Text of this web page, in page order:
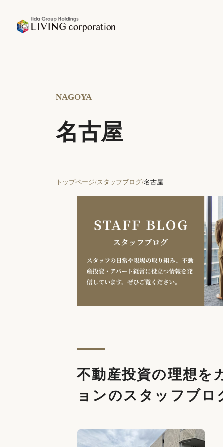
NAGOYA
名古屋
トップページ スタッフブログ 名古屋
不動産投資の理想を
ョンのスタッフブロ